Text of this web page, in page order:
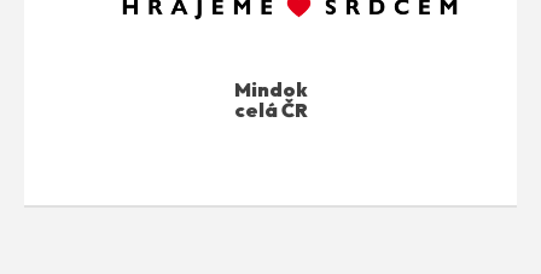
Mindok
celá ČR